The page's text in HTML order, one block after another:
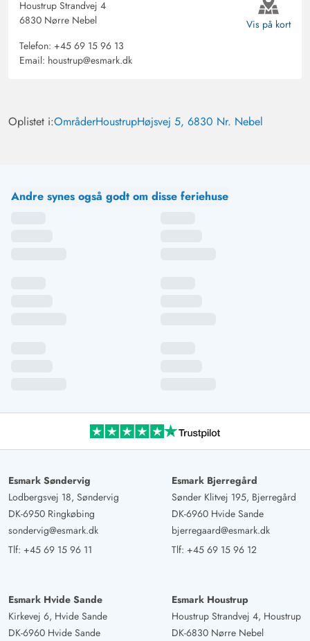
Houstrup Strandvej 4
6830 Nørre Nebel
Telefon: +45 69 15 96 13
Email: houstrup@esmark.dk
Vis på kort
Oplistet i:OmråderHoustrupHøjsvej 5, 6830 Nr. Nebel
Andre synes også godt om disse feriehuse
Esmark Søndervig
Lodbergsvej 18, Søndervig
DK-6950 Ringkøbing
sondervig@esmark.dk
Tlf: +45 69 15 96 11
Esmark Bjerregård
Sønder Klitvej 195, Bjerregård
DK-6960 Hvide Sande
bjerregaard@esmark.dk
Tlf: +45 69 15 96 12
Esmark Hvide Sande
Kirkevej 6, Hvide Sande
DK-6960 Hvide Sande
Esmark Houstrup
Houstrup Strandvej 4, Houstrup
DK-6830 Nørre Nebel